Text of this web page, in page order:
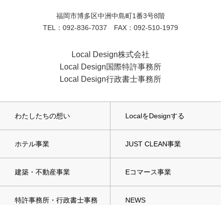
福岡市博多区中洲中島町1番3号8階
TEL：092-836-7037 FAX：092-510-1979
Local Design株式会社
Local Design国際特許事務所
Local Design行政書士事務所
わたしたちの想い LocalをDesignする
ホテル事業 JUST CLEAN事業
建築・不動産事業 Eコマース事業
特許事務所・行政書士事務 NEWS